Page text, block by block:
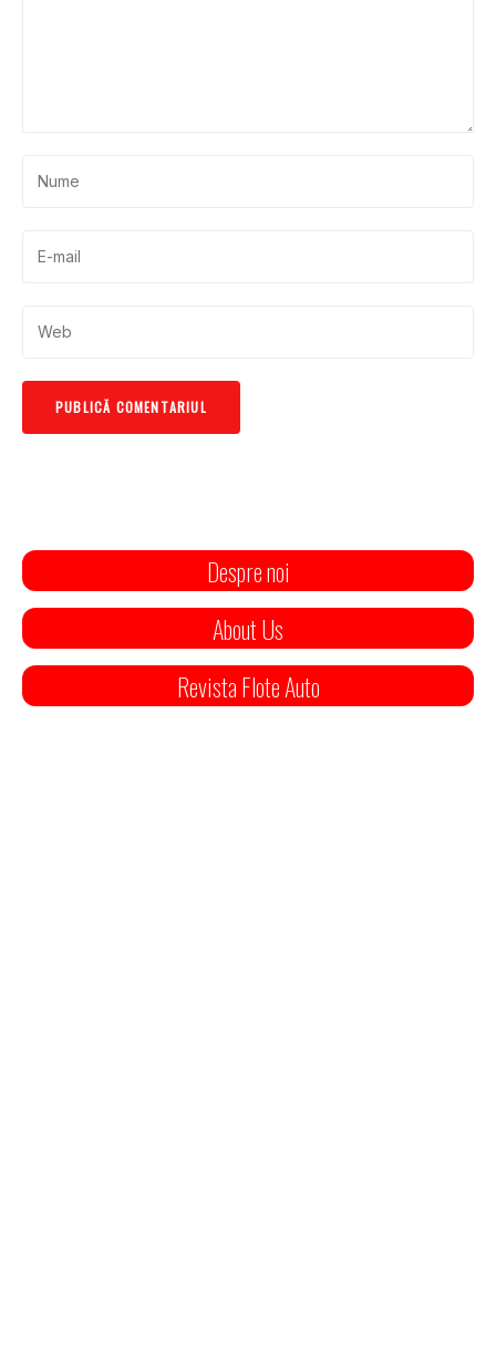
Despre noi
About Us
Revista Flote Auto